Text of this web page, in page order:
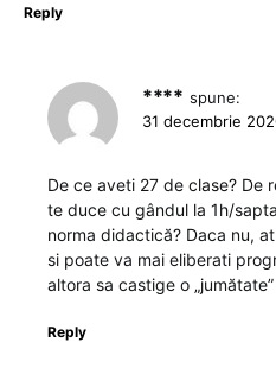
Reply
**** spune:
31 decembrie
De ce aveti 27 de clase? De
te duce cu gândul la 1h/
norma didactică? Daca nu,
si poate va mai eliberati
altora sa castige o
Reply